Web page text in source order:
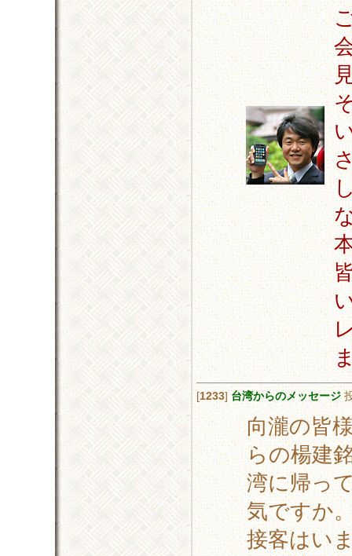
[1233] 台湾からのメッセージ
向瀧の皆
らの楊建
湾に帰っ
気ですか
接客はい